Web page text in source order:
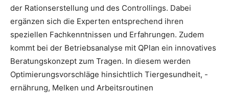
der Rationserstellung und des Controllings. Dabei
ergänzen sich die Experten entsprechend ihren
speziellen Fachkenntnissen und Erfahrungen. Zudem
kommt bei der Betriebsanalyse mit QPlan ein innovatives
Beratungskonzept zum Tragen. In diesem werden
Optimierungsvorschläge hinsichtlich Tiergesundheit, -
ernährung, Melken und Arbeitsroutinen